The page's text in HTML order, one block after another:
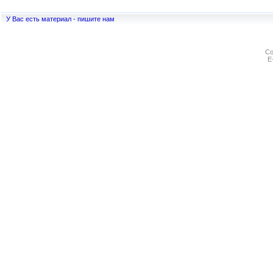
У Вас есть материал - пишите нам